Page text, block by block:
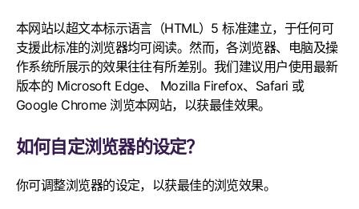
本网站以超文本标示语言（HTML）5 标准建立，于任何可
支援此标准的浏览器均可阅读。然而，各浏览器、电脑及操
作系统所展示的效果往往有所差别。我们建议用户使用最新
版本的 Microsoft Edge、 Mozilla Firefox、Safari 或
Google Chrome 浏览本网站，以获最佳效果。
如何自定浏览器的设定？
你可调整浏览器的设定，以获最佳的浏览效果。